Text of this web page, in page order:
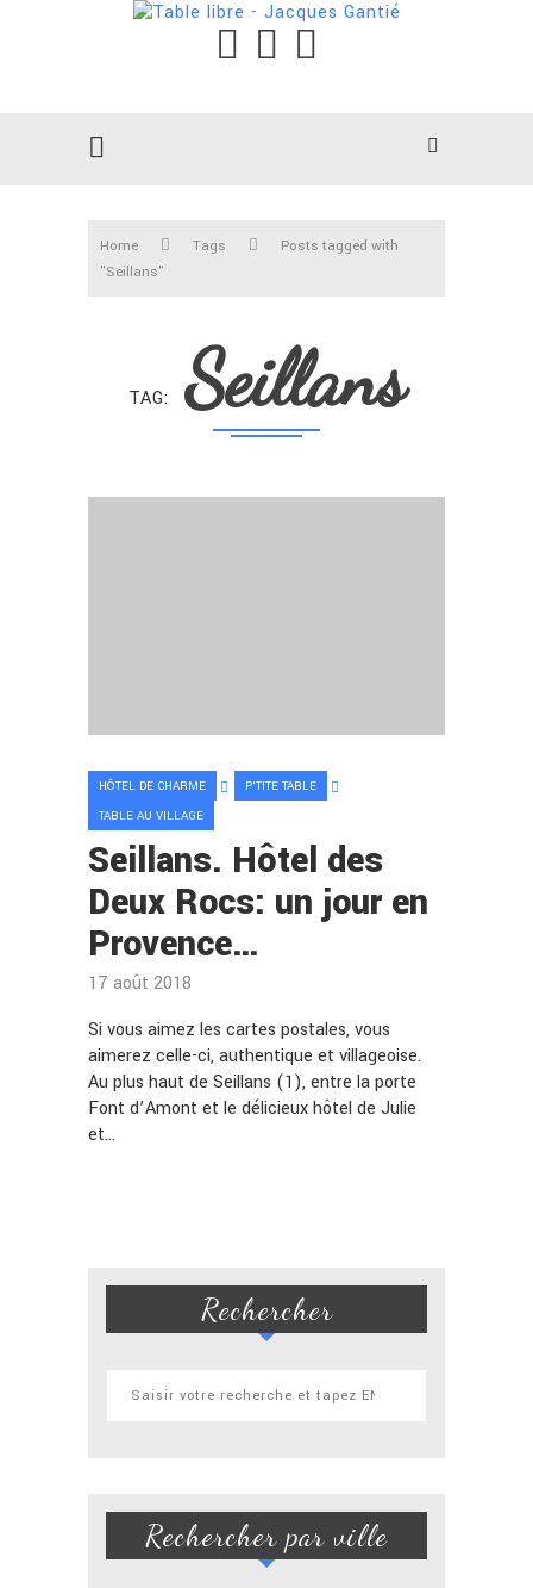
Home Tags
Posts tagged with
"Seillans"
TAG Seillans
HÔTEL DE CHARME
P'TITE TABLE
TABLE AU VILLAGE
Seillans. Hôtel des
Deux Rocs: un jour en
Provence…
17 août 2018
Si vous aimez les cartes postales, vous
aimerez celle-ci, authentique et villageoise.
Au plus haut de Seillans (1), entre la porte
Font d’Amont et le délicieux hôtel de Julie
et…
Rechercher
Rechercher par ville